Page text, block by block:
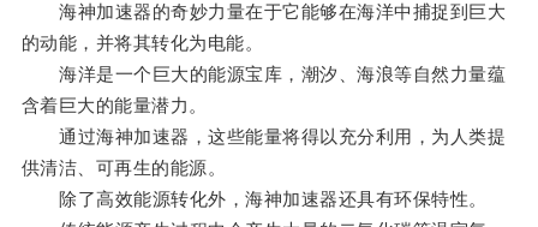
海神加速器的奇妙力量在于它能够在海洋中捕捉到巨大
的动能，并将其转化为电能。
海洋是一个巨大的能源宝库，潮汐、海浪等自然力量蕴
含着巨大的能量潜力。
通过海神加速器，这些能量将得以充分利用，为人类提
供清洁、可再生的能源。
除了高效能源转化外，海神加速器还具有环保特性。